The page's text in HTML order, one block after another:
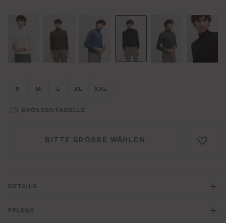
Größe wählen
S Größe wählen
M Größe wählen
L Größe wählen
XL Größe wählen
XXL
GRÖSSENTABELLE
BITTE GRÖSSE WÄHLEN
DETAILS
PFLEGE